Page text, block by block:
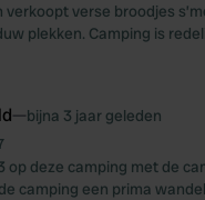
verse broodjes
plekken. Camping is
—bijna 3 jaar geleden
deze camping met de
camping een prima